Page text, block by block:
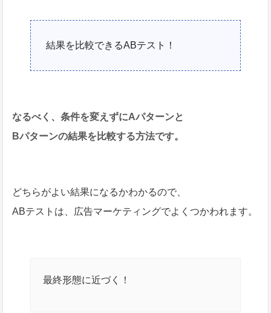
結果を比較できるABテスト！
なるべく、条件を変えずにAパターンと
Bパターンの結果を比較する方法です。
どちらがよい結果になるかわかるので、
ABテストは、広告マーケティングでよくつかわれます。
最終形態に近づく！